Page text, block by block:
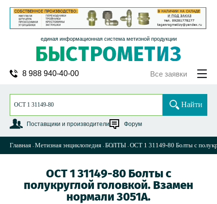
единая информационная система метизной продукции
8 988 940-40-00 Все заявки
Поставщики и производители Форум
Найти
Главная Метизная энциклопедия БОЛТЫ ОСТ 1 31149-80 Болты с
ОСТ 1 31149-80 Болты с
полукруглой головкой. Взамен
нормали 3051А.